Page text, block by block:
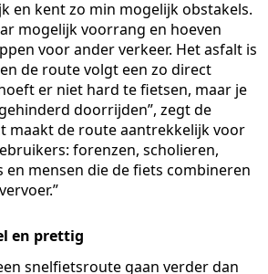
en kent zo min mogelijk obstakels.
mogelijk voorrang en hoeven
voor ander verkeer. Het asfalt is
de route volgt een zo direct
er niet hard te fietsen, maar je
doorrijden”, zegt de
maakt de route aantrekkelijk voor
forenzen, scholieren,
en mensen die de fiets combineren
en prettig
snelfietsroute gaan verder dan